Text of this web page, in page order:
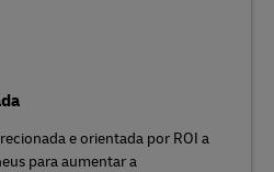
e orientada por ROI a
para aumentar a